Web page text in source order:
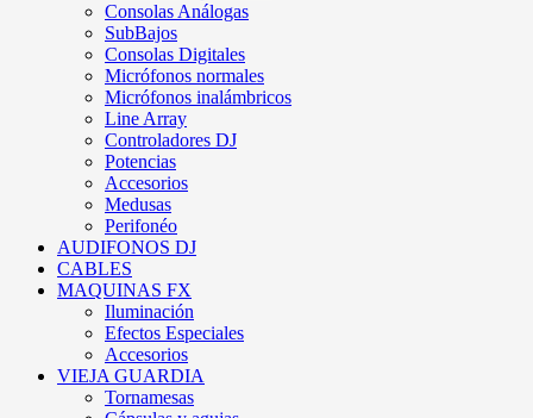
Consolas Análogas
SubBajos
Consolas Digitales
Micrófonos normales
Micrófonos inalámbricos
Line Array
Controladores DJ
Potencias
Accesorios
Medusas
Perifonéo
AUDIFONOS DJ
CABLES
MAQUINAS FX
Iluminación
Efectos Especiales
Accesorios
VIEJA GUARDIA
Tornamesas